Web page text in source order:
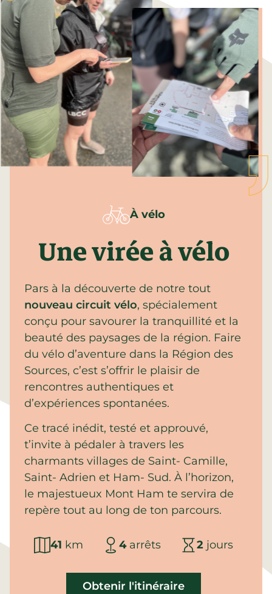
À vélo
Une virée à vélo
Pars à la découverte de notre tout
nouveau circuit vélo, spécialement
conçu pour savourer la tranquillité et la
beauté des paysages de la région. Faire
du vélo d’aventure dans la Région des
Sources, c’est s’offrir le plaisir de
rencontres authentiques et
d’expériences spontanées.
Ce tracé inédit, testé et approuvé,
t’invite à pédaler à travers les
charmants villages de Saint- Camille,
Saint- Adrien et Ham- Sud. À l’horizon,
le majestueux Mont Ham te servira de
repère tout au long de ton parcours.
41 km 4arrêts 2 jours
Obtenir l'itinéraire